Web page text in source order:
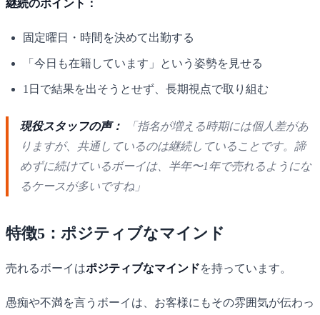
継続のポイント：
固定曜日・時間を決めて出勤する
「今日も在籍しています」という姿勢を見せる
1日で結果を出そうとせず、長期視点で取り組む
現役スタッフの声：
「指名が増える時期には個人差があ
りますが、共通しているのは継続していることです。諦
めずに続けているボーイは、半年〜1年で売れるようにな
るケースが多いですね」
特徴5：ポジティブなマインド
売れるボーイはポジティブなマインドを持っています。
愚痴や不満を言うボーイは、お客様にもその雰囲気が伝わっ